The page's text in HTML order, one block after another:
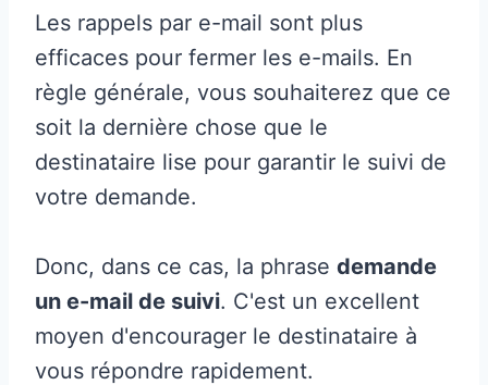
Les rappels par e-mail sont plus
efficaces pour fermer les e-mails. En
règle générale, vous souhaiterez que ce
soit la dernière chose que le
destinataire lise pour garantir le suivi de
votre demande.
Donc, dans ce cas, la phrase demande
un e-mail de suivi. C'est un excellent
moyen d'encourager le destinataire à
vous répondre rapidement.